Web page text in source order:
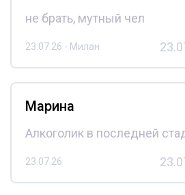
не брать, мутный чел
23.07.26 - Милан
Марина
Алкоголик в последней
23.07.26